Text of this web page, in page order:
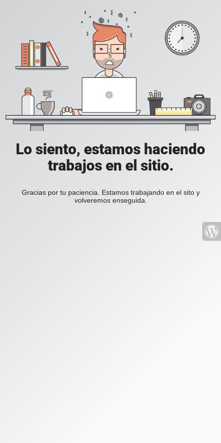
Lo siento, estamos haciendo
trabajos en el sitio.
Gracias por tu paciencia. Estamos trabajando en el sito y
volveremos enseguida.